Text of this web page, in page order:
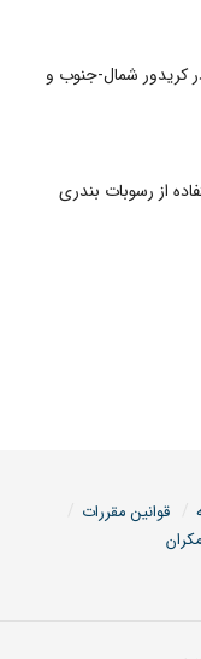
کریدور شمال-جنوب و
از رسوبات بندری
قوانین مقررات